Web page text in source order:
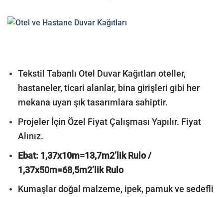
Tekstil Tabanlı Otel Duvar Kağıtları oteller,
hastaneler, ticari alanlar, bina girişleri gibi her
mekana uyan şık tasarımlara sahiptir.
Projeler İçin Özel Fiyat Çalışması Yapılır. Fiyat
Alınız.
Ebat: 1,37x10m=13,7m2’lik Rulo /
1,37x50m=68,5m2’lik Rulo
Kumaşlar doğal malzeme, ipek, pamuk ve sedefli